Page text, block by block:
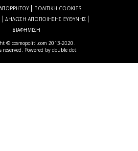
© cosmopoliti.com 2013-2020.
reserved. Powered by double dot
ΠΟΛΙΤΙΚΗ COOKIES
ΔΗΛΩΣΗ ΑΠΟΠΟΙΗΣΗΣ ΕΥΘΥΝΗΣ
ΔΙΑΦΗΜΙΣΗ